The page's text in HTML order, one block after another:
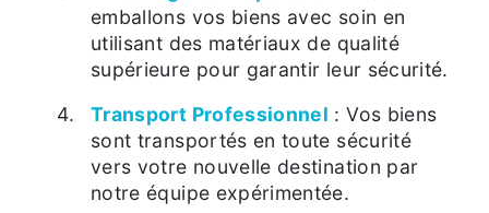
emballons vos biens avec soin en
utilisant des matériaux de qualité
supérieure pour garantir leur sécurité.
Transport Professionnel : Vos biens
sont transportés en toute sécurité
vers votre nouvelle destination par
notre équipe expérimentée.